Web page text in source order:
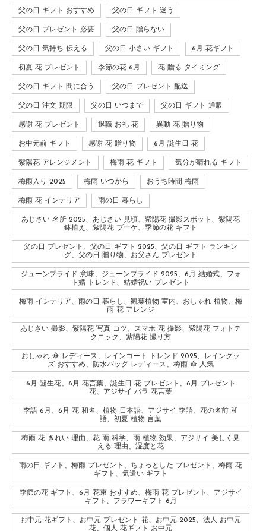
父の日 ギフト おすすめ 父の日 ギフト 迷う
父の日 プレゼント 必要 父の日 贈らない
父の日 気持ち 伝える 父の日 小さい ギフト 6月 花ギフト
初夏 花 プレゼント 季節の花 6月 花 贈る タイミング
父の日 ギフト 間に合う 父の日 プレゼント 配送
父の日 注文 期限 父の日 いつまで 父の日 ギフト 通販
感謝 花 プレゼント 退職 お礼 花 異動 花 贈り物
お中元前 ギフト 感謝 花 贈り物 6月 誕生日 花
紫陽花 アレンジメント 梅雨 花 ギフト 気分が晴れる ギフト
梅雨入り 2025 梅雨 いつから おうち時間 梅雨
梅雨 花 インテリア 雨の日 暮らし
あじさい 名所 2025、あじさい 見頃、紫陽花 撮影スポット、紫陽花
鉢植え、紫陽花 ブーケ、季節の花 ギフト
父の日 プレゼント、父の日 ギフト 2025、父の日 ギフト ランキン
グ、父の日 贈り物、お父さん プレゼント
ジューンブライド 意味、ジューンブライド 2025、6月 結婚式、フォ
ト婚 トレンド、結婚祝い プレゼント
梅雨 インテリア、雨の日 暮らし、観葉植物 室内、おしゃれ 植物、梅
雨 花 アレンジ
あじさい 撮影、紫陽花 写真 コツ、スマホ 花 撮影、紫陽花 フォトテ
クニック、紫陽花 撮り方
おしゃれ 傘 レディース、レインコート トレンド 2025、レイングッ
ズ おすすめ、防水バッグ レディース、梅雨 傘 人気
6月 誕生花、6月 花言葉、誕生日 花 プレゼント、6月 プレゼント
花、アジサイ バラ 花言葉
季語 6月、6月 花 和名、植物 日本語、アジサイ 季語、花の名前 和
語、初夏 植物 言葉
梅雨 花 きれい 理由、花 雨 科学、雨 植物 効果、アジサイ 美しく見
える 理由、湿度と花
雨の日 ギフト、梅雨 プレゼント、ちょっとした プレゼント、梅雨 花
ギフト、気遣い ギフト
季節の花 ギフト、6月 花束 おすすめ、梅雨 花 プレゼント、アジサイ
ギフト、フラワーギフト 6月
お中元 花ギフト、お中元 プレゼント 花、お中元 2025、法人 お中元
花、個人 花ギフト お中元